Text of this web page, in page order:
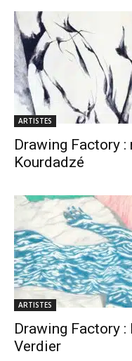
ARTISTES
Drawing Factory
Kourdadzé
ARTISTES
Drawing Factory
Verdier